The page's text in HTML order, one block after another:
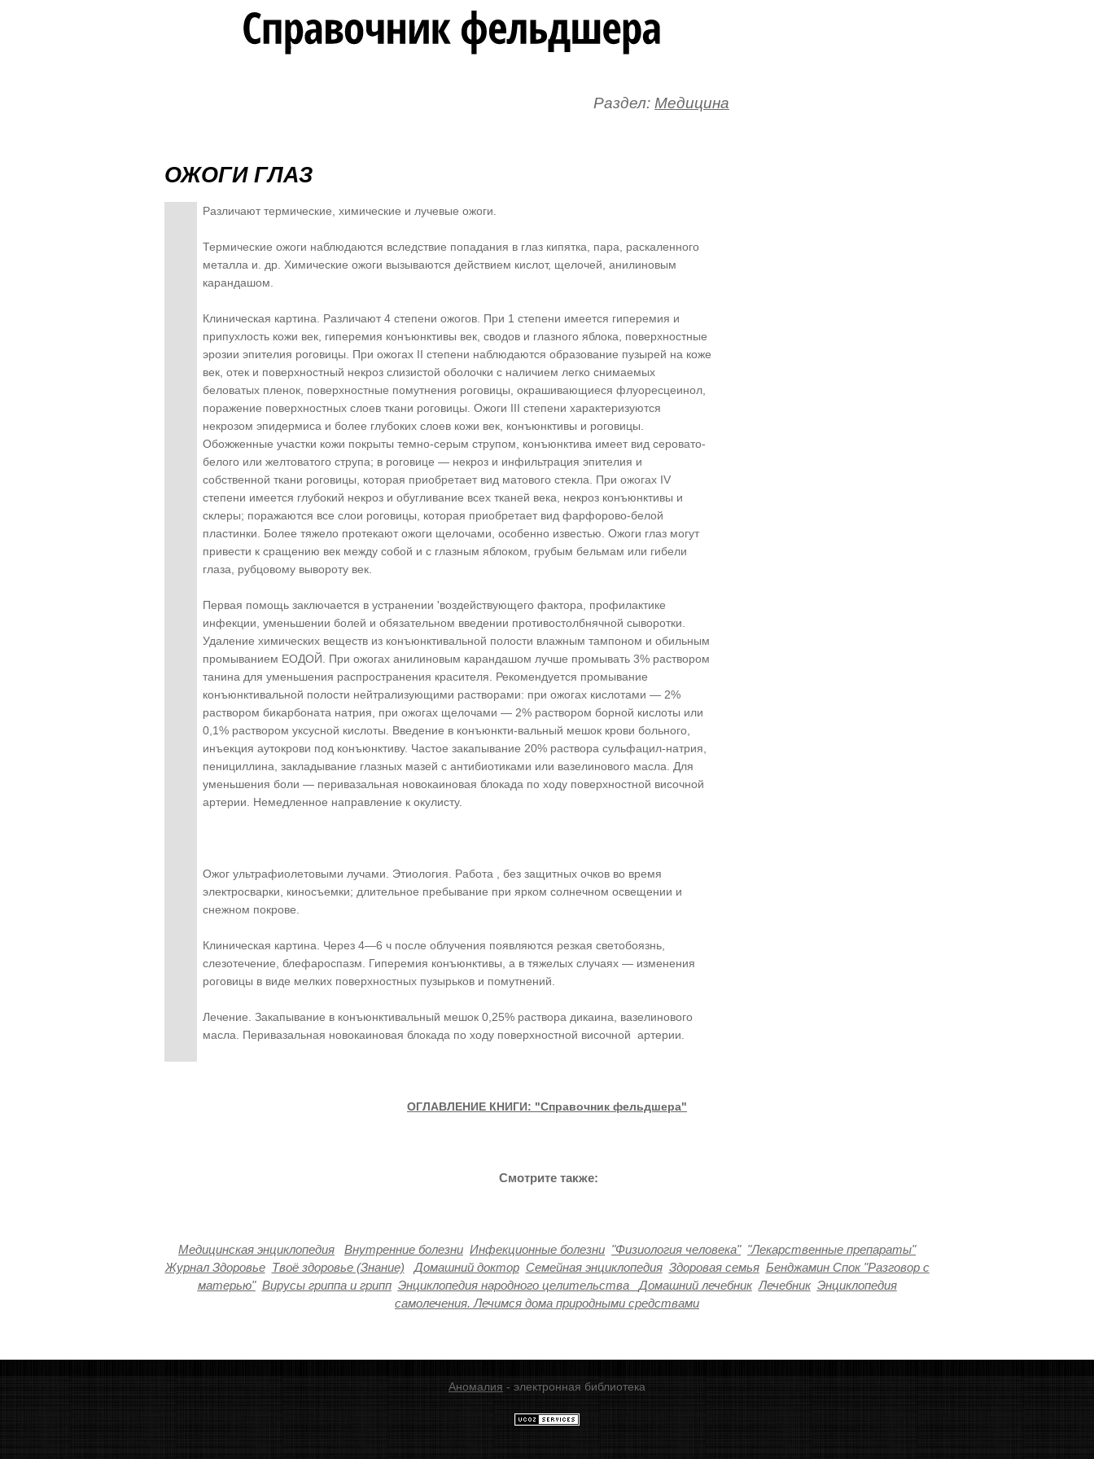
Раздел: Медицина
ОЖОГИ ГЛАЗ
Различают термические, химические и лучевые ожоги.
Термические ожоги наблюдаются вследствие попадания в глаз кипятка, пара, раскаленного
металла и. др. Химические ожоги вызываются действием кислот, щелочей, анилиновым
карандашом.
Клиническая картина. Различают 4 степени ожогов. При 1 степени имеется гиперемия и
припухлость кожи век, гиперемия конъюнктивы век, сводов и глазного яблока, поверхностные
эрозии эпителия роговицы. При ожогах II степени наблюдаются образование пузырей на коже
век, отек и поверхностный некроз слизистой оболочки с наличием легко снимаемых
беловатых пленок, поверхностные помутнения роговицы, окрашивающиеся флуоресцеинол,
поражение поверхностных слоев ткани роговицы. Ожоги III степени характеризуются
некрозом эпидермиса и более глубоких слоев кожи век, конъюнктивы и роговицы.
Обожженные участки кожи покрыты темно-серым струпом, конъюнктива имеет вид серовато-
белого или желтоватого струпа; в роговице — некроз и инфильтрация эпителия и
собственной ткани роговицы, которая приобретает вид матового стекла. При ожогах IV
степени имеется глубокий некроз и обугливание всех тканей века, некроз конъюнктивы и
склеры; поражаются все слои роговицы, которая приобретает вид фарфорово-белой
пластинки. Более тяжело протекают ожоги щелочами, особенно известью. Ожоги глаз могут
привести к сращению век между собой и с глазным яблоком, грубым бельмам или гибели
глаза, рубцовому вывороту век.
Первая помощь заключается в устранении 'воздействующего фактора, профилактике
инфекции, уменьшении болей и обязательном введении противостолбнячной сыворотки.
Удаление химических веществ из конъюнктивальной полости влажным тампоном и обильным
промыванием ЕОДОЙ. При ожогах анилиновым карандашом лучше промывать 3% раствором
танина для уменьшения распространения красителя. Рекомендуется промывание
конъюнктивальной полости нейтрализующими растворами: при ожогах кислотами — 2%
раствором бикарбоната натрия, при ожогах щелочами — 2% раствором борной кислоты или
0,1% раствором уксусной кислоты. Введение в конъюнкти-вальный мешок крови больного,
инъекция аутокрови под конъюнктиву. Частое закапывание 20% раствора сульфацил-натрия,
пенициллина, закладывание глазных мазей с антибиотиками или вазелинового масла. Для
уменьшения боли — перивазальная новокаиновая блокада по ходу поверхностной височной
артерии. Немедленное направление к окулисту.
Ожог ультрафиолетовыми лучами. Этиология. Работа , без защитных очков во время
электросварки, киносъемки; длительное пребывание при ярком солнечном освещении и
снежном покрове.
Клиническая картина. Через 4—6 ч после облучения появляются резкая светобоязнь,
слезотечение, блефароспазм. Гиперемия конъюнктивы, а в тяжелых случаях — изменения
роговицы в виде мелких поверхностных пузырьков и помутнений.
Лечение. Закапывание в конъюнктивальный мешок 0,25% раствора дикаина, вазелинового
масла. Перивазальная новокаиновая блокада по ходу поверхностной височной артерии.
ОГЛАВЛЕНИЕ КНИГИ: "Справочник фельдшера"
Смотрите также:
Медицинская энциклопедия Внутренние болезни Инфекционные болезни "Физиология человека" "Лекарственные препараты"
Журнал Здоровье Твоё здоровье (Знание) Домашний доктор Семейная энциклопедия Здоровая семья Бенджамин Спок "Разговор с
матерью" Вирусы гриппа и грипп Энциклопедия народного целительства Домашний лечебник Лечебник Энциклопедия
самолечения. Лечимся дома природными средствами
Аномалия - электронная библиотека